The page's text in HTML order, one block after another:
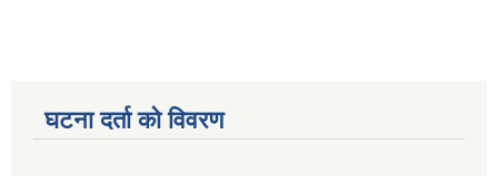
घटना दर्ता को विवरण